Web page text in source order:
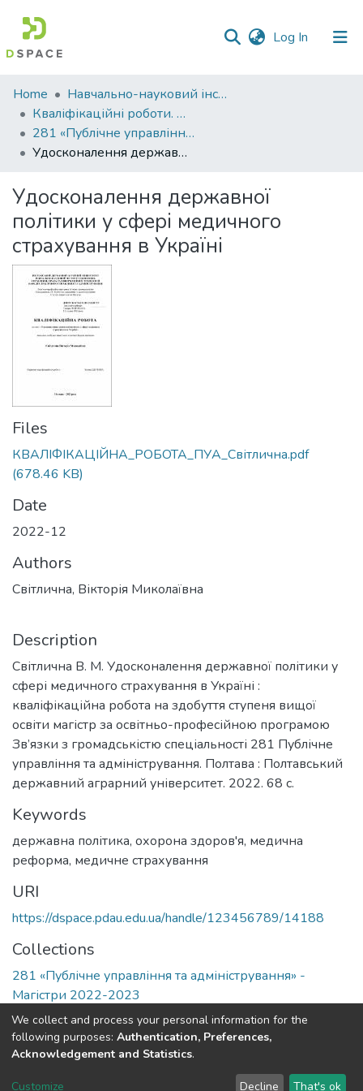
Log In (current)
Communities
&
Collections
All of DSpace
Statistics
Home
Навчально-науковий інститут економіки, управління, права та інформаційних технологій
Кваліфікаційні роботи. ННІ економіки, управління, права та ІТ
281 «Публічне управління та адміністрування» - Магістри 2022-2023
Удосконалення державної політики у сфері медичного страхування в Україні
Удосконалення державної
політики у сфері медичного
страхування в Україні
Files
КВАЛІФІКАЦІЙНА_РОБОТА_ПУА_Світлична.pdf
(678.46 KB)
Date
2022-12
Authors
Світлична, Вікторія Миколаївна
Description
Світлична В. М. Удосконалення державної політики у
сфері медичного страхування в Україні :
кваліфікаційна робота на здобуття ступеня вищої
освіти магістр за освітньо-професійною програмою
Зв’язки з громадськістю спеціальності 281 Публічне
управління та адміністрування. Полтава : Полтавський
державний аграрний університет. 2022. 68 с.
Keywords
державна політика, охорона здоров'я, медична
реформа, медичне страхування
URI
https://dspace.pdau.edu.ua/handle/123456789/14188
Collections
281 «Публічне управління та адміністрування» -
Магістри 2022-2023
Full item page
DSpace software copyright © 2002-2026 LYRASIS
We collect and process your personal information for the
following purposes: Authentication, Preferences,
Acknowledgement and Statistics.
Customize Decline That's ok